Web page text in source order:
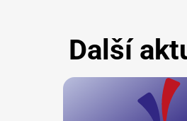
Další